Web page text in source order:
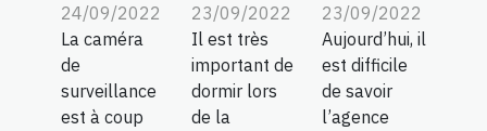
24/09/2022
La caméra
de
surveillance
est à coup
23/09/2022
Il est très
important de
dormir lors
de la
23/09/2022
Aujourd’hui, il
est difficile
de savoir
l’agence